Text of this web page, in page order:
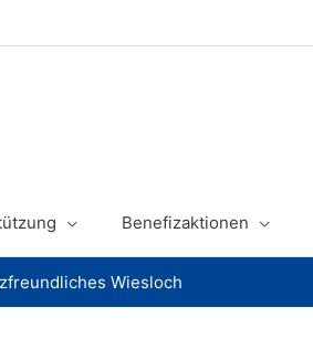
Benefizaktionen
Wiesloch